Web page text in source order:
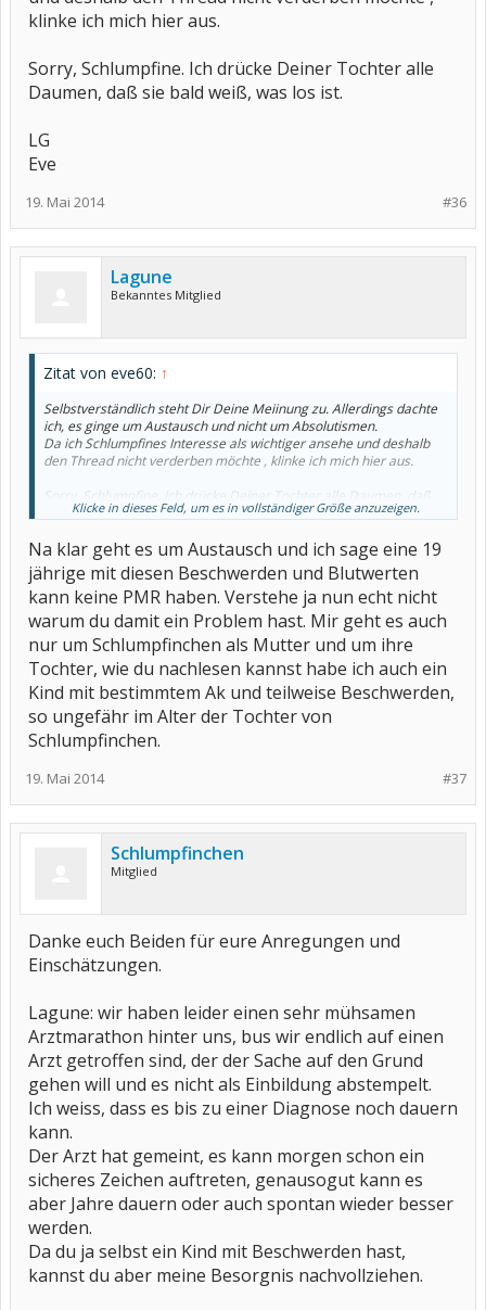
klinke ich mich hier aus.
Sorry, Schlumpfine. Ich drücke Deiner Tochter alle
Daumen, daß sie bald weiß, was los ist.
LG
Eve
#36
19. Mai 2014
Lagune
Bekanntes Mitglied
Zitat von eve60: ↑
Selbstverständlich steht Dir Deine Meiinung zu. Allerdings dachte
ich, es ginge um Austausch und nicht um Absolutismen.
Da ich Schlumpfines Interesse als wichtiger ansehe und deshalb
den Thread nicht verderben möchte , klinke ich mich hier aus.
Sorry, Schlumpfine. Ich drücke Deiner Tochter alle Daumen, daß
sie bald weiß, was los ist.
LG
Eve
Klicke in dieses Feld, um es in vollständiger Größe anzuzeigen.
Na klar geht es um Austausch und ich sage eine 19
jährige mit diesen Beschwerden und Blutwerten
kann keine PMR haben. Verstehe ja nun echt nicht
warum du damit ein Problem hast. Mir geht es auch
nur um Schlumpfinchen als Mutter und um ihre
Tochter, wie du nachlesen kannst habe ich auch ein
Kind mit bestimmtem Ak und teilweise Beschwerden,
so ungefähr im Alter der Tochter von
Schlumpfinchen.
#37
19. Mai 2014
Schlumpfinchen
Mitglied
Danke euch Beiden für eure Anregungen und
Einschätzungen.
Lagune: wir haben leider einen sehr mühsamen
Arztmarathon hinter uns, bus wir endlich auf einen
Arzt getroffen sind, der der Sache auf den Grund
gehen will und es nicht als Einbildung abstempelt.
Ich weiss, dass es bis zu einer Diagnose noch dauern
kann.
Der Arzt hat gemeint, es kann morgen schon ein
sicheres Zeichen auftreten, genausogut kann es
aber Jahre dauern oder auch spontan wieder besser
werden.
Da du ja selbst ein Kind mit Beschwerden hast,
kannst du aber meine Besorgnis nachvollziehen.